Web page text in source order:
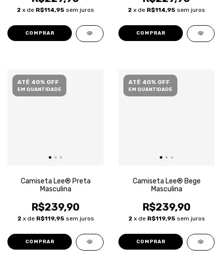
2 x de R$114,95 sem juros
COMPRAR
2 x de R$114,95 sem juros
COMPRAR
ATÉ 40% OFF
EM QUANTIDADE
Camiseta Lee® Preta
Masculina
R$239,90
2 x de R$119,95 sem juros
COMPRAR
ATÉ 40% OFF
EM QUANTIDADE
Camiseta Lee® Bege
Masculina
R$239,90
2 x de R$119,95 sem juros
COMPRAR